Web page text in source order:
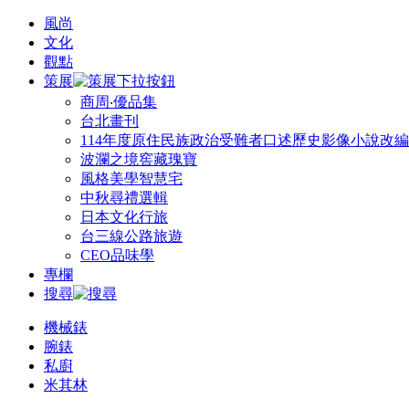
風尚
文化
觀點
策展
商周‧優品集
台北畫刊
114年度原住民族政治受難者口述歷史影像小說改
波瀾之境窖藏瑰寶
風格美學智慧宅
中秋尋禮選輯
日本文化行旅
台三線公路旅遊
CEO品味學
專欄
搜尋
機械錶
腕錶
私廚
米其林